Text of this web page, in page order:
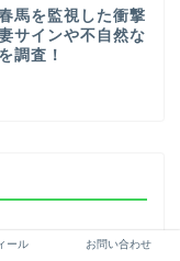
馬を監視した衝撃
サインや不自然な
調査！
スで可愛くない？
ール お問い合わせ